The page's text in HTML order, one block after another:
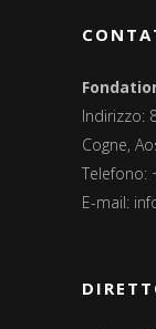
Indirizzo:
Cogne,
Telefono:
E-mail: